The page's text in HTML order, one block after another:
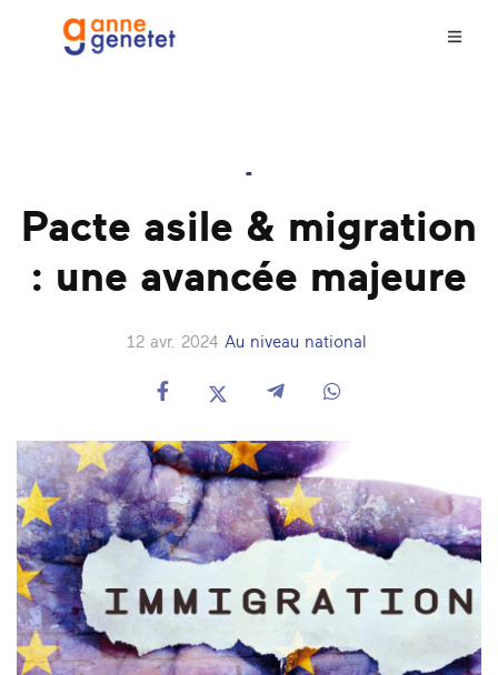
-
Pacte asile & migration
: une avancée majeure
12 avr. 2024 Au niveau national